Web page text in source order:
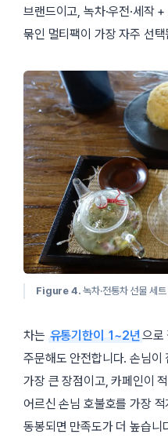
브랜드이고, 녹차·우전·세작
묶인 멀티팩이 가장 자주 선택
Figure 4. 녹차·전통차 선물 세
차는 유통기한이 1~2년 으로
주문해도 안전합니다. 손님이
가장 큰 장점이고, 카페인이
어르신 손님 호불호를 가장
동봉되면 만족도가 더 높습니